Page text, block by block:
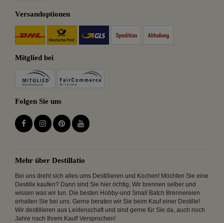
Versandoptionen
Mitglied bei
Folgen Sie uns
Mehr über Destillatio
Bei uns dreht sich alles ums Destillieren und Kochen! Möchten Sie eine
Destille kaufen? Dann sind Sie hier richtig. Wir brennen selber und
wissen was wir tun. Die besten Hobby-und Small Batch Brennereien
erhalten Sie bei uns. Gerne beraten wir Sie beim Kauf einer Destille!
Wir destillieren aus Leidenschaft und sind gerne für Sie da, auch noch
Jahre nach Ihrem Kauf! Versprochen!